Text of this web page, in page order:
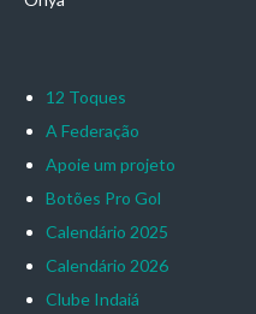
12 Toques
A Federação
Apoie um projeto
Botões Pro Gol
Calendário 2025
Calendário 2026
Clube Indaiá